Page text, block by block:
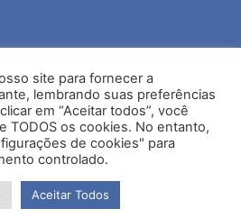
site para fornecer a
lembrando suas preferências
em “Aceitar todos”, você
TODOS os cookies. No entanto,
de cookies" para
controlado.
Aceitar Todos